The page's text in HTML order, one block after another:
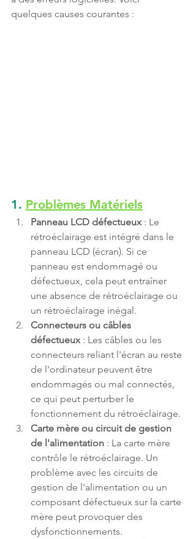
quelques causes courantes :
1. Problèmes Matériels
Panneau LCD défectueux : Le
rétroéclairage est intégré dans le
panneau LCD (écran). Si ce
panneau est endommagé ou
défectueux, cela peut entraîner
une absence de rétroéclairage ou
un rétroéclairage inégal.
Connecteurs ou câbles
défectueux : Les câbles ou les
connecteurs reliant l'écran au reste
de l'ordinateur peuvent être
endommagés ou mal connectés,
ce qui peut perturber le
fonctionnement du rétroéclairage.
Carte mère ou circuit de gestion
de l'alimentation : La carte mère
contrôle le rétroéclairage. Un
problème avec les circuits de
gestion de l'alimentation ou un
composant défectueux sur la carte
mère peut provoquer des
dysfonctionnements.